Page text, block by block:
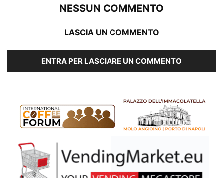
NESSUN COMMENTO
LASCIA UN COMMENTO
ENTRA PER LASCIARE UN COMMENTO